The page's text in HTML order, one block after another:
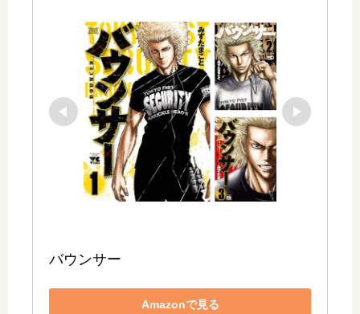
バウンサー
Amazonで見る